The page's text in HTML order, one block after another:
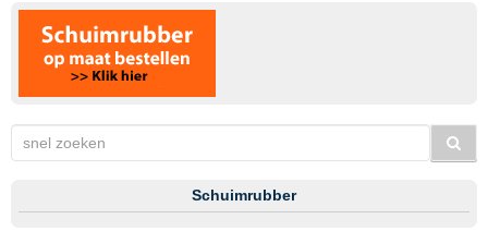
Schuimrubber